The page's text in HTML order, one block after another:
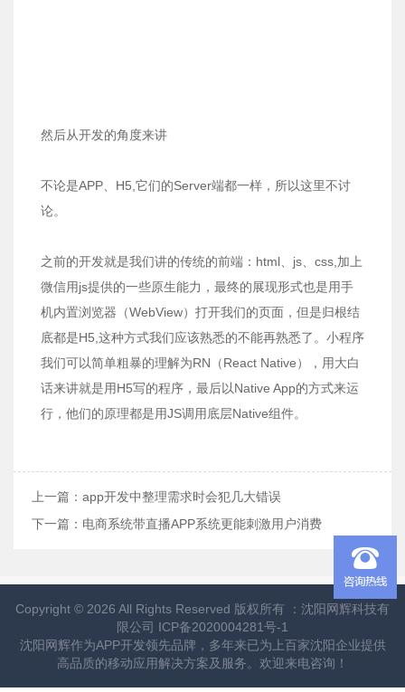
然后从开发的角度来讲
不论是APP、H5,它们的Server端都一样，所以这里不讨
论。
之前的开发就是我们讲的传统的前端：html、js、css,加上
微信用js提供的一些原生能力，最终的展现形式也是用手
机内置浏览器（WebView）打开我们的页面，但是归根结
底都是H5,这种方式我们应该熟悉的不能再熟悉了。小程序
我们可以简单粗暴的理解为RN（React Native），用大白
话来讲就是用H5写的程序，最后以Native App的方式来运
行，他们的原理都是用JS调用底层Native组件。
上一篇： app开发中整理需求时会犯几大错误
下一篇： 电商系统带直播APP系统更能刺激用户消费
Copyright © 2026 All Rights Reserved 版权所有 ：沈阳网辉科技有
限公司 ICP备2020004281号-1
沈阳网辉作为APP开发领先品牌，多年来已为上百家沈阳企业提供
高品质的移动应用解决方案及服务。欢迎来电咨询！